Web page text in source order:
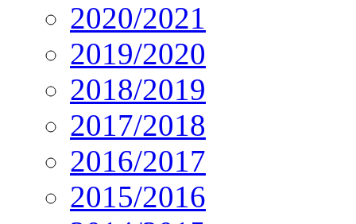
2020/2021
2019/2020
2018/2019
2017/2018
2016/2017
2015/2016